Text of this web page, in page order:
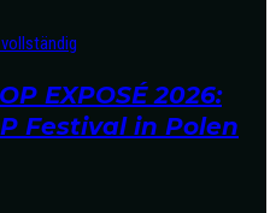
EXPOSÉ 2026:
Festival in Polen